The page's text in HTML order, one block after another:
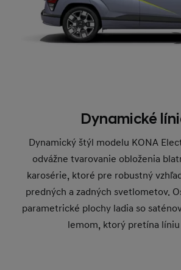
Dynamické
Dynamický štýl modelu KONA
odvážne tvarovanie obloženia
karosérie, ktoré pre robustný
predných a zadných svetlometov.
parametrické plochy ladia so
lemom, ktorý pretína líniu